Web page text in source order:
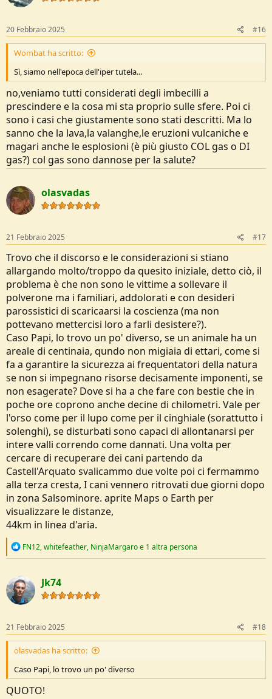
20 Febbraio 2025 #16
Wombat ha scritto:
Sì, siamo nell'epoca dell'iper tutela...
no,veniamo tutti considerati degli imbecilli a
prescindere e la cosa mi sta proprio sulle sfere. Poi ci
sono i casi che giustamente sono stati descritti. Ma lo
sanno che la lava,la valanghe,le eruzioni vulcaniche e
magari anche le esplosioni (è più giusto COL gas o DI
gas?) col gas sono dannose per la salute?
olasvadas
21 Febbraio 2025 #17
Trovo che il discorso e le considerazioni si stiano
allargando molto/troppo da quesito iniziale, detto ciò, il
problema è che non sono le vittime a sollevare il
polverone ma i familiari, addolorati e con desideri
parossistici di scaricaarsi la coscienza (ma non
pottevano mettercisi loro a farli desistere?).
Caso Papi, lo trovo un po' diverso, se un animale ha un
areale di centinaia, qundo non migiaia di ettari, come si
fa a garantire la sicurezza ai frequentatori della natura
se non si impegnano risorse decisamente imponenti, se
non esagerate? Dove si ha a che fare con bestie che in
poche ore coprono anche decine di chilometri. Vale per
l'orso come per il lupo come per il cinghiale (sorattutto i
solenghi), se disturbati sono capaci di allontanarsi per
intere valli correndo come dannati. Una volta per
cercare di recuperare dei cani partendo da
Castell'Arquato svalicammo due volte poi ci fermammo
alla terza cresta, I cani vennero ritrovati due giorni dopo
in zona Salsominore. aprite Maps o Earth per
visualizzare le distanze,
44km in linea d'aria.
R
c
t
i
o
s
:
FN12,whitefeather, NinjaMargaroe 1 altra persona
Jk74
21 Febbraio 2025 #18
olasvadas ha scritto:
Caso Papi, lo trovo un po' diverso
QUOTO!